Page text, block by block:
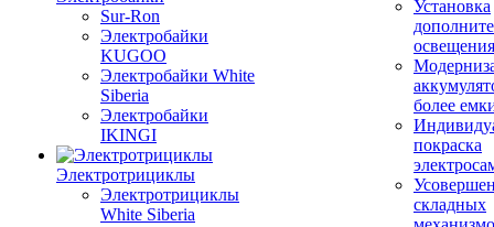
Sur-Ron
Электробайки
KUGOO
Электробайки White
Siberia
Электробайки
IKINGI
Электротрициклы
Электротрициклы
White Siberia
Установка
освещения
более
покраска
складных